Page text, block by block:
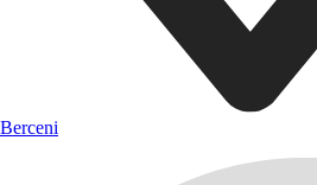
Berceni